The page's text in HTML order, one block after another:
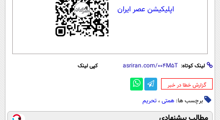
اپلیکیشن عصر ایران
لینک کوتاه: کپی لینک
‌گزارش خطا در خبر
برچسب ها: همتی ، تحریم